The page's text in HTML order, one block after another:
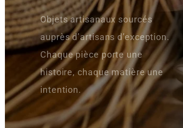
Objets artisanaux sourcés
auprès d’artisans d’exception.
Chaque pièce porte une
histoire, chaque matière une
intention.